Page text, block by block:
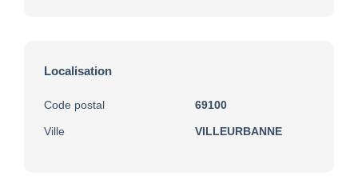
Localisation
Code postal 69100
Ville VILLEURBANNE